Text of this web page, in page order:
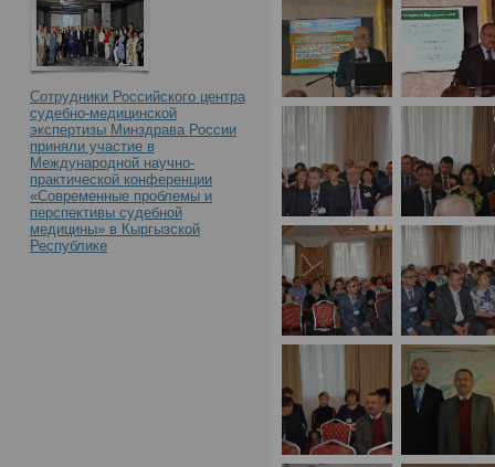
Сотрудники Российского центра
судебно-медицинской
экспертизы Минздрава России
приняли участие в
Международной научно-
практической конференции
«Современные проблемы и
перспективы судебной
медицины» в Кыргызской
Республике